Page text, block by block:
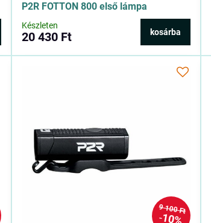
P2R FOTTON 800 első lámpa
Készleten
20 430 Ft kosárba
9 100 Ft
10%